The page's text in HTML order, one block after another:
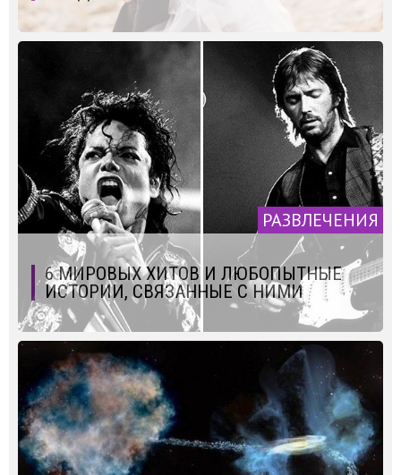
РАЗВЛЕЧЕНИЯ
6 МИРОВЫХ ХИТОВ И ЛЮБОПЫТНЫЕ
ИСТОРИИ, СВЯЗАННЫЕ С НИМИ